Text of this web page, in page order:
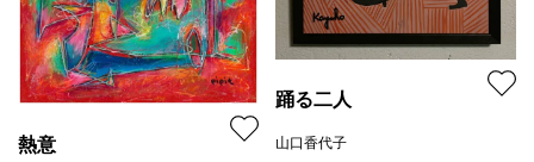
熱意
踊る二人
山口香代子